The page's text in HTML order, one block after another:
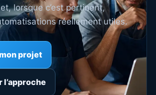
lorsque c’est pertinent,
réellement utiles.
projet